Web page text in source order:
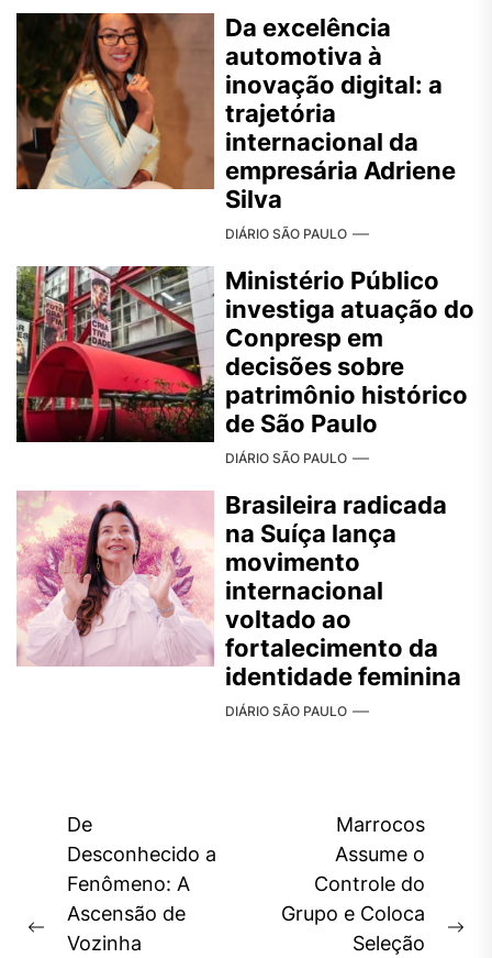
Da excelência
automotiva à
inovação digital: a
trajetória
internacional da
empresária Adriene
Silva
DIÁRIO SÃO PAULO
Ministério Público
investiga atuação do
Conpresp em
decisões sobre
patrimônio histórico
de São Paulo
DIÁRIO SÃO PAULO
Brasileira radicada
na Suíça lança
movimento
internacional
voltado ao
fortalecimento da
identidade feminina
DIÁRIO SÃO PAULO
Navegação
Post
Previous
De
Desconhecido a
Fenômeno: A
Ascensão de
Vozinha
Marrocos
Assume o
Controle do
Grupo e Coloca
Seleção